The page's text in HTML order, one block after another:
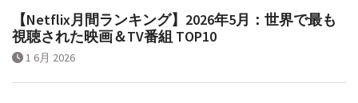
【Netflix月間ランキング】2026年5月：世界で最も
視聴された映画＆TV番組 TOP10
1 6月 2026